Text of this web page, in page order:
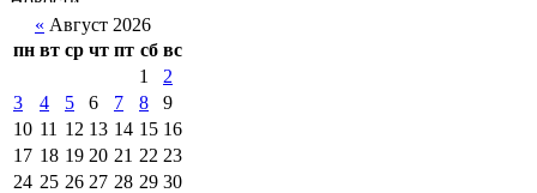
« Август 2026
пн вт ср чт пт сб вс
1
2
3
4 5 6 7 8
9
10 11 12 13 14 15 16
17 18 19 20 21 22 23
24 25 26 27 28 29 30